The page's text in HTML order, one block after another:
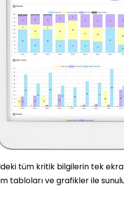
tüm kritik bilgilerin tek
tabloları ve grafikler ile